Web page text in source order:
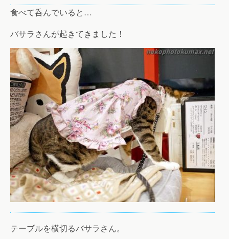
食べて呑んでいると…
バサラさんが起きてきました！
テーブルを横切るバサラさん。